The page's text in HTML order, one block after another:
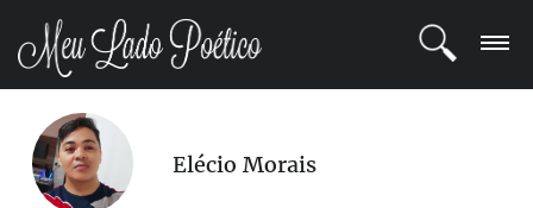
LOGIN
REGISTRO
Elécio Morais